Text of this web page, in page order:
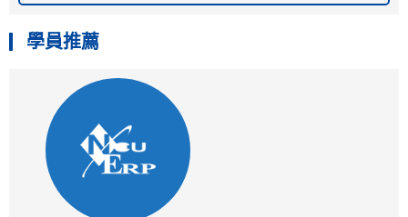
學員推薦